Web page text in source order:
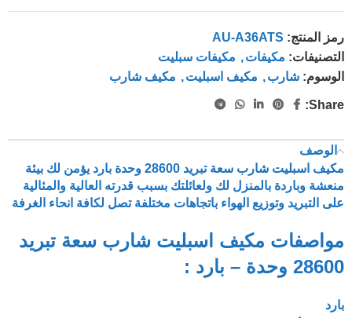
رمز المنتج: AU-A36ATS
التصنيفات: مكيفات, مكيفات سبليت
الوسوم: شارب, مكيف اسبليت, مكيف شارب
Share:
الوصف
مكيف اسبليت شارب سعة تبريد 28600 وحدة بارد يؤمن لك بيئة
منعشة وباردة بالمنزل لك ولعائلتك بسبب قدرته العالية والمثالية
على التبريد وتوزيع الهواء باتجاهات مختلفة تصل لكافة انحاء الغرفة
مواصفات مكيف اسبليت شارب سعة تبريد
28600 وحدة – بارد :
بارد